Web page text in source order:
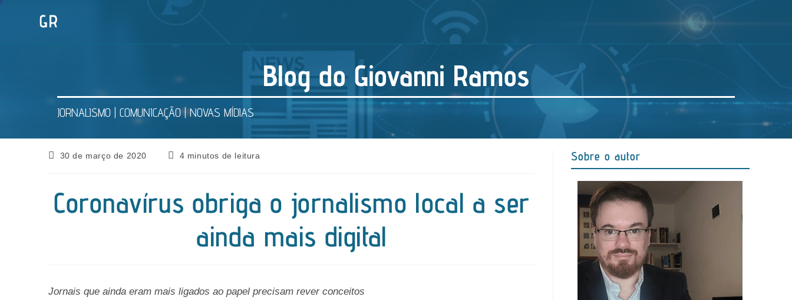
Blog do Giovanni Ramos
JORNALISMO | COMUNICAÇÃO | NOVAS MÍDIAS
Post30 de março de 2020
Tempo
4 minutos de leitura
Coronavírus obriga o jornalismo local a ser
ainda mais digital
Jornais que ainda eram mais ligados ao papel precisam rever conceitos
Sobre o autor